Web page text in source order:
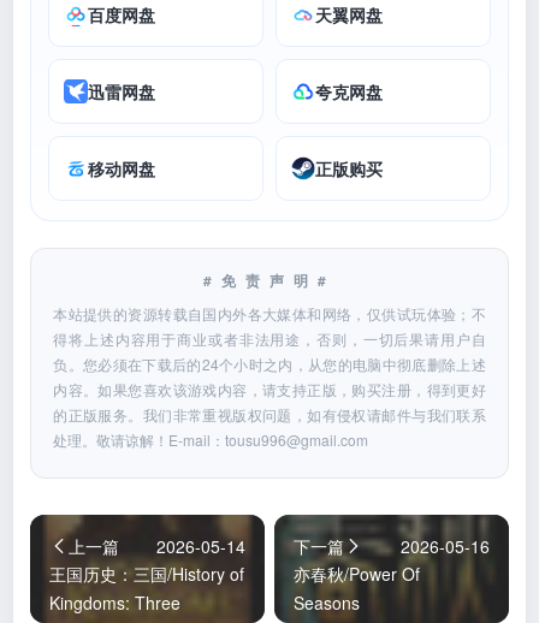
百度网盘 天翼网盘
迅雷网盘 夸克网盘
移动网盘 正版购买
#免责声明#
本站提供的资源转载自国内外各大媒体和网络，仅供试玩体验；不
得将上述内容用于商业或者非法用途，否则，一切后果请用户自
负。您必须在下载后的24个小时之内，从您的电脑中彻底删除上述
内容。如果您喜欢该游戏内容，请支持正版，购买注册，得到更好
的正版服务。我们非常重视版权问题，如有侵权请邮件与我们联系
处理。敬请谅解！E-mail：tousu996@gmail.com
上一篇
2026-05-14
王国历史：三国/History of
Kingdoms: Three
下一篇
2026-05-16
亦春秋/Power Of
Seasons